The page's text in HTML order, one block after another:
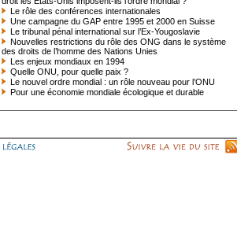
Le rôle des conférences internationales
Une campagne du GAP entre 1995 et 2000 en Suisse
Le tribunal pénal international sur l’Ex-Yougoslavie
Nouvelles restrictions du rôle des ONG dans le système
des droits de l’homme des Nations Unies
Les enjeux mondiaux en 1994
Quelle ONU, pour quelle paix ?
Le nouvel ordre mondial : un rôle nouveau pour l’ONU
Pour une économie mondiale écologique et durable